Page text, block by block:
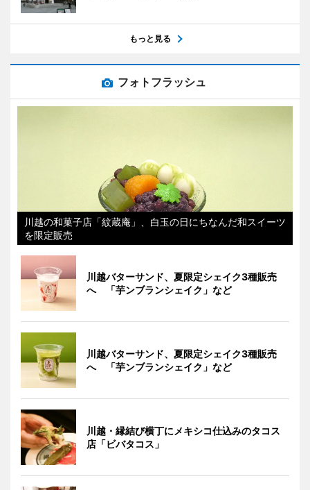
もっと見る
フォトフラッシュ
川越の和菓子店「紋蔵庵」、白玉の日にちなんだ和スイーツ
を限定販売
川越バターサンド、夏限定シェイク3種販売
へ 「芋ンブランシェイク」など
川越バターサンド、夏限定シェイク3種販売
へ 「芋ンブランシェイク」など
川越・縁結び横丁にメキシコ仕込みのタコス
店「ビバタコス」